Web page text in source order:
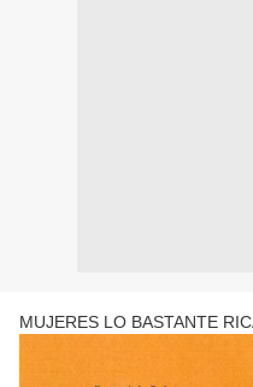
MUJERES LO BASTANTE